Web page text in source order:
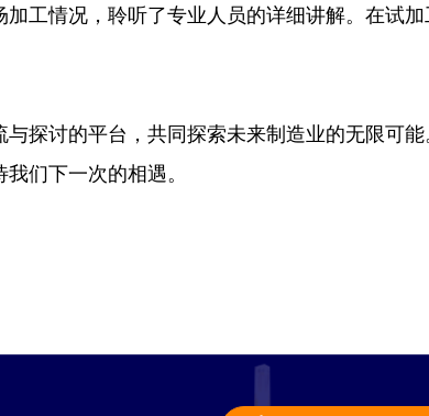
工情况，聆听了专业人员的详细讲解。在试
探讨的平台，共同探索未来制造业的无限可
们下一次的相遇。